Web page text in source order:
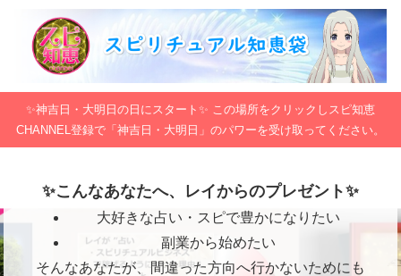
✨神吉日・大明日の日にスタート✨ この場所をクリックしスピ知恵
CHANNEL登録で「神吉日・大明日」のパワーを受け取ってください。
✨こんなあなたへ、レイからのプレゼント✨
大好きな占い・スピで豊かになりたい
副業から始めたい
そんなあなたが、間違った方向へ行かないためにも